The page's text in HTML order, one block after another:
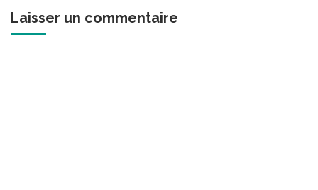
Laisser un commentaire